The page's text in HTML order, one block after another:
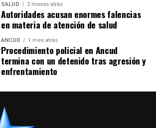
SALUD 2 meses atrás
Autoridades acusan enormes falencias
en materia de atención de salud
ANCUD 1 mes atrás
Procedimiento policial en Ancud
termina con un detenido tras agresión y
enfrentamiento